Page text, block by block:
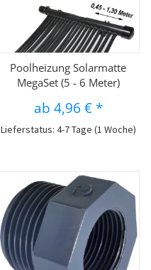
Poolheizung Solarmatte
MegaSet (5 - 6 Meter)
ab 4,96 € *
Lieferstatus: 4-7 Tage (1 Woche)